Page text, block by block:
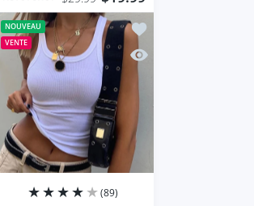
NOUVEAU
VENTE
Ajouter à la liste de
Aperçu rapide Solid
(89)